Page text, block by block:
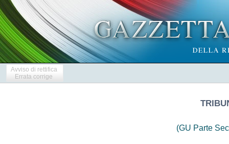
Avviso di rettifica
Errata corrige
(GU Parte